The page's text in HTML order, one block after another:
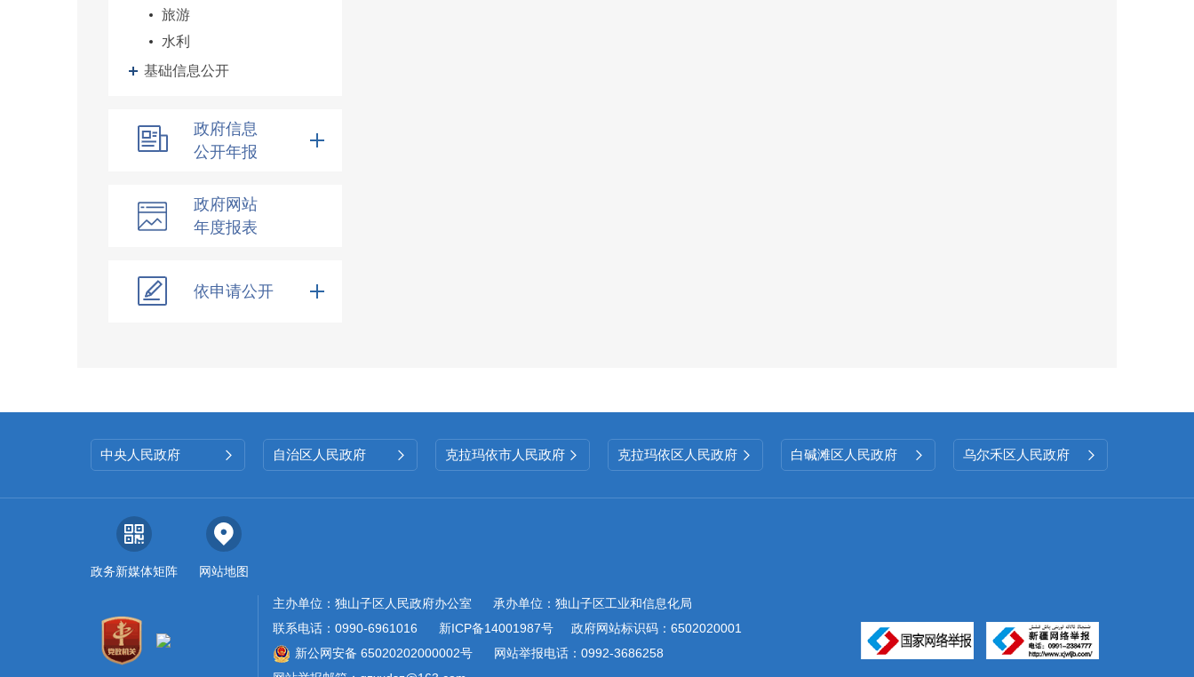
旅游
水利
基础信息公开
政府信息
公开年报
政府网站
年度报表
依申请公开
中央人民政府  自治区人民政府  克拉玛依市人民政府  克拉玛依区人民政府  白碱滩区人民政府  乌尔禾区人民政府 
政务新媒体矩阵 网站地图
主办单位：独山子区人民政府办公室
承办单位：独山子区工业和信息化局
联系电话：0990-6961016
新ICP备14001987号
政府网站标识码：6502020001
新公网安备 65020202000002号
网站举报电话：0992-3686258